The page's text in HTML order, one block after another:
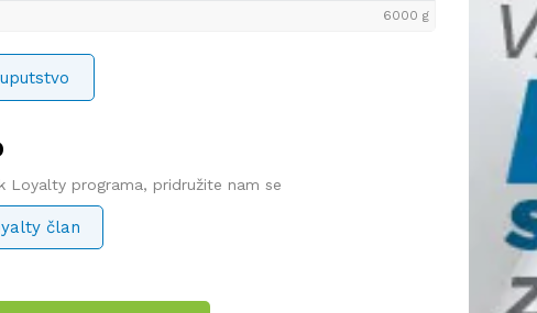
6000 g
Loyalty programa, pridružite nam se
član